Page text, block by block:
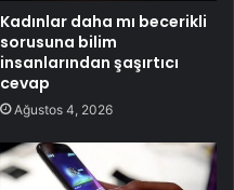
Kadınlar daha mı becerikli
sorusuna bilim
insanlarından şaşırtıcı
cevap
Ağustos 4, 2026